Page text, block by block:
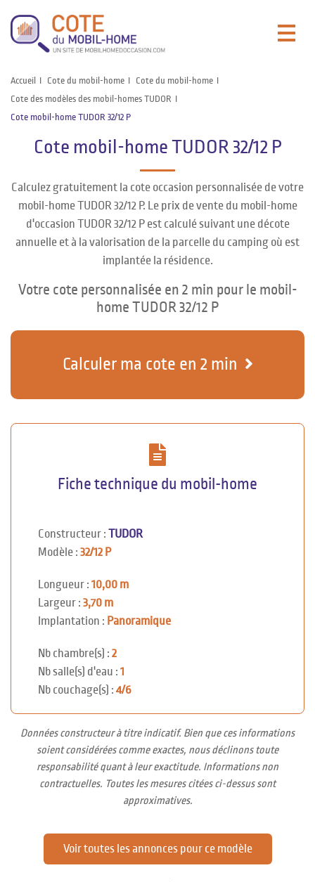
Accueil Cote du mobil-home
Cote du mobil-home
Cote des modèles des mobil-homes TUDOR
Cote mobil-home TUDOR 32/12 P
Cote mobil-home TUDOR 32/12 P
Calculez gratuitement la cote occasion personnalisée de votre
mobil-home TUDOR 32/12 P. Le prix de vente du mobil-home
d'occasion TUDOR 32/12 P est calculé suivant une décote
annuelle et à la valorisation de la parcelle du camping où est
implantée la résidence.
Votre cote personnalisée en 2 min pour le mobil-
home TUDOR 32/12 P
Calculer ma cote en 2 min
Fiche technique du mobil-home
Constructeur : TUDOR
Modèle : 32/12 P
Longueur : 10,00 m
Largeur : 3,70 m
Implantation : Panoramique
Nb chambre(s) : 2
Nb salle(s) d'eau : 1
Nb couchage(s) : 4/6
Données constructeur à titre indicatif. Bien que ces informations
soient considérées comme exactes, nous déclinons toute
responsabilité quant à leur exactitude. Informations non
contractuelles. Toutes les mesures citées ci-dessus sont
approximatives.
Voir toutes les annonces pour ce modèle